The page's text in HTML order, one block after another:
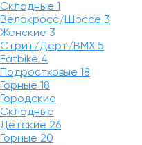
Складные 1
Велокросс/Шоссе 3
Женские 3
Стрит/Дерт/BMX 5
Fatbike 4
Подростковые 18
Горные 18
Городские
Складные
Детские 26
Горные 20